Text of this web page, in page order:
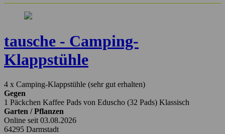
tausche - Camping-
Klappstühle
4 x Camping-Klappstühle (sehr gut erhalten)
Gegen
1 Päckchen Kaffee Pads von Eduscho (32 Pads) Klassisch
Garten / Pflanzen
Online seit 03.08.2026
64295 Darmstadt